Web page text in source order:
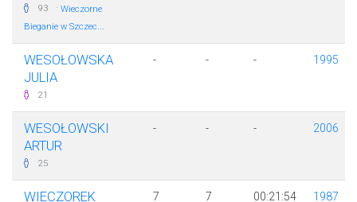
93 · Wieczorne
Bieganie w Szczec...
WESOŁOWSKA
JULIA
21
- - - 1995
WESOŁOWSKI
ARTUR
25
- - - 2006
WIECZOREK
7 7 00:21:54 1987